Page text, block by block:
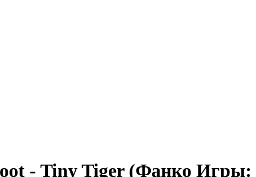
- Tiny Tiger (Фанко